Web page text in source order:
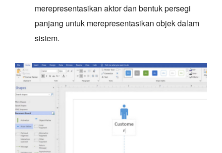
merepresentasikan aktor dan bentuk persegi
panjang untuk merepresentasikan objek dalam
sistem.